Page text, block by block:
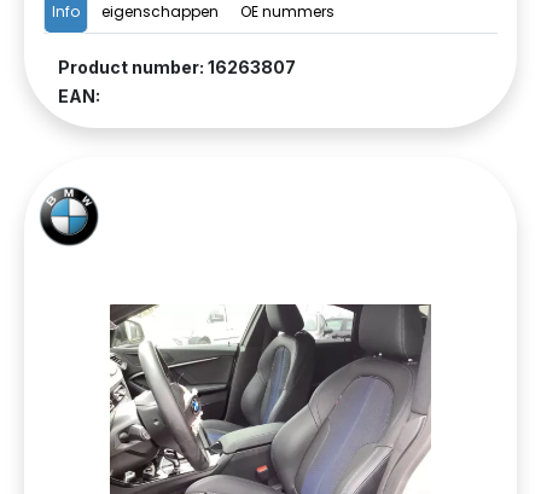
Info eigenschappen OE nummers
Product number: 16263807
EAN: